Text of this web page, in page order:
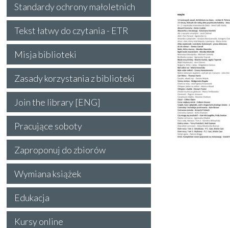
Standardy ochrony małoletnich
Tekst łatwy do czytania - ETR
Misja biblioteki
Zasady korzystania z biblioteki
Join the library [ENG]
Pracujące soboty
Zaproponuj do zbiorów
Wymiana książek
Edukacja
Kursy online